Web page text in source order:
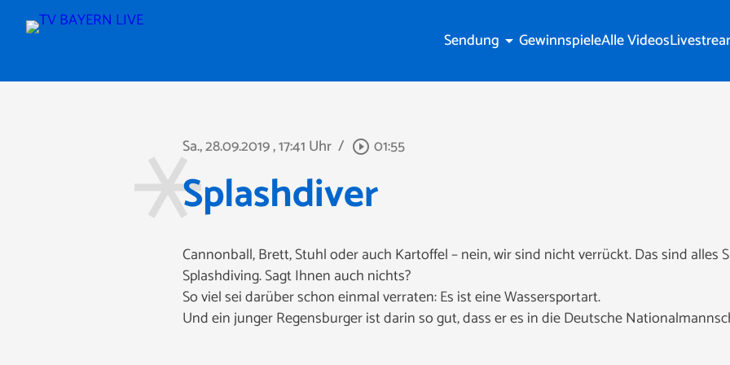
Sendung arrow_drop_down GewinnspieleAlle Videos
Sa., 28.09.2019, 17:41 Uhr / play_circle_outline 01:55
Splashdiver
Cannonball, Brett, Stuhl oder auch Kartoffel – nein, wir sind nicht verrückt. Das sind alles
Splashdiving. Sagt Ihnen auch nichts?
So viel sei darüber schon einmal verraten: Es ist eine Wassersportart.
Und ein junger Regensburger ist darin so gut, dass er es in die Deutsche